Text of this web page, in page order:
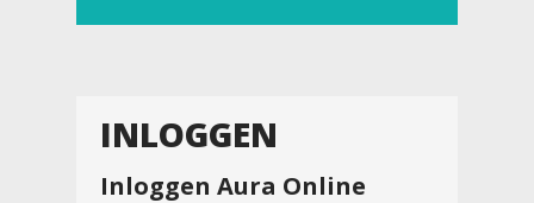
INLOGGEN
Inloggen Aura Online